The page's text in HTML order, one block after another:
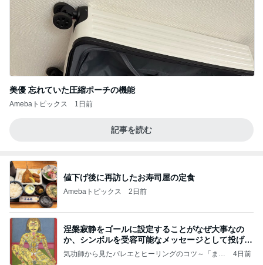
美優 忘れていた圧縮ポーチの機能
Amebaトピックス 1日前
記事を読む
値下げ後に再訪したお寿司屋の定食
Amebaトピックス 2日前
涅槃寂静をゴールに設定することがなぜ大事なの
か、シンボルを受容可能なメッセージとして投げる
ことが
気功師から見たバレエとヒーリングのコツ～「まと
4日前